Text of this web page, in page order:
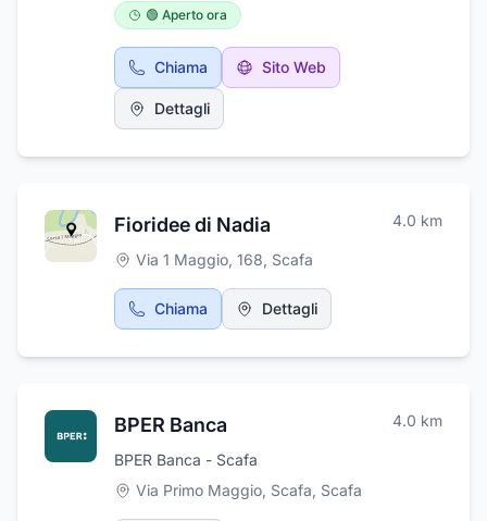
edifici storici. La ditta oltre ad essere
specializzata nel settore edilizio lo è anche nel
settore della distribuzione alimentare essendo
proprietaria anche di un centro commerciale.
Vanta collaborazioni e partner importanti
come Fater e Fameccanica.
🟢 Aperto ora
Chiama Sito Web
Dettagli
Fioridee di Nadia 4.0 km
Via 1 Maggio, 168, Scafa
Chiama Dettagli
BPER Banca 4.0 km
BPER Banca - Scafa
Via Primo Maggio, Scafa, Scafa